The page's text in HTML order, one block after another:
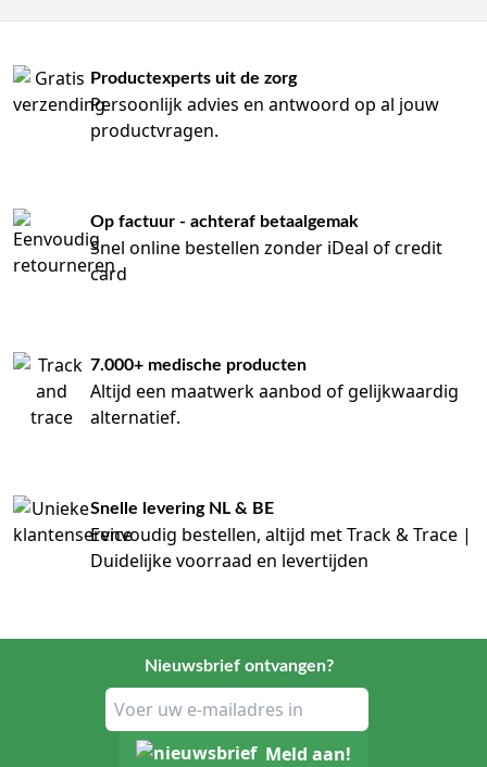
Productexperts uit de zorg
Persoonlijk advies en antwoord op al jouw
productvragen.
Op factuur - achteraf betaalgemak
Snel online bestellen zonder iDeal of credit
card
7.000+ medische producten
Altijd een maatwerk aanbod of gelijkwaardig
alternatief.
Snelle levering NL & BE
Eenvoudig bestellen, altijd met Track & Trace |
Duidelijke voorraad en levertijden
Nieuwsbrief ontvangen?
Meld aan!